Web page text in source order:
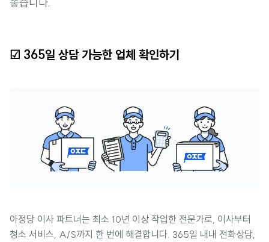
☑ 365일 상담 가능한 업체 확인하기
아정당 이사 파트너는 최소 10년 이상 작업한 전문가로, 이사부터
청소 서비스, A/S까지 한 번에 해결합니다. 365일 내내 전화상담,